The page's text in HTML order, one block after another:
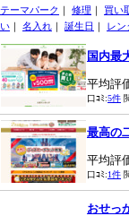
テーマパーク ｜ 修理 ｜ 買い
い ｜ 名入れ ｜ 誕生日 ｜ レン
国内最
平均評
口ｺﾐ:5件
最高の
平均評
口ｺﾐ:1件
おせっ